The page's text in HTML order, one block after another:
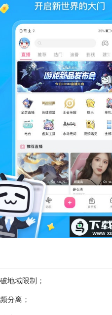
地域限制；
分离；